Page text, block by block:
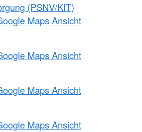
(PSNV/KIT)
Maps Ansicht
Maps Ansicht
Maps Ansicht
Maps Ansicht